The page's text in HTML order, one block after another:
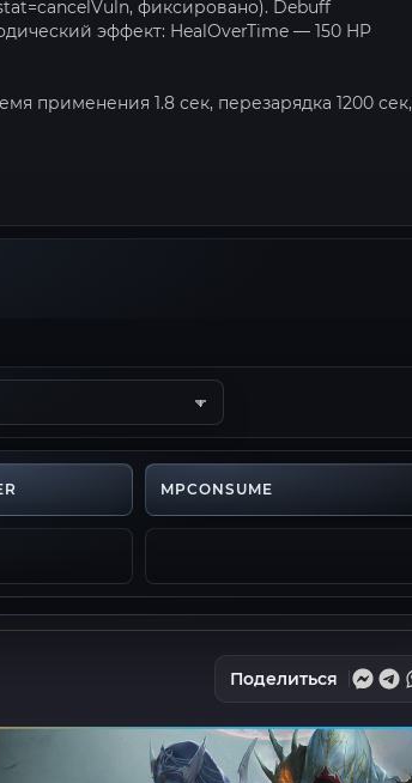
фиксировано). Debuff
эффект: HealOverTime — 150 HP
применения 1.8 сек, перезарядка 1200 сек,
MPCONSUME
Поделиться